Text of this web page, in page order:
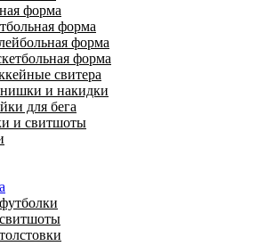
форма
форма
форма
форма
свитера
и накидки
для бега
и свитшоты